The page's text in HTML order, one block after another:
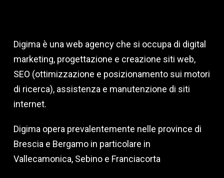
Digima è una web agency che si occupa di digital
marketing, progettazione e creazione siti web,
SEO (ottimizzazione e posizionamento sui motori
di ricerca), assistenza e manutenzione di siti
internet.
Digima opera prevalentemente nelle province di
Brescia e Bergamo in particolare in
Vallecamonica, Sebino e Franciacorta